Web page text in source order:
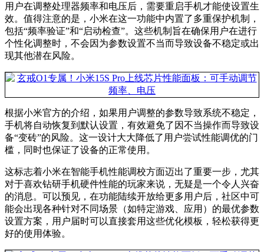
用户在调整处理器频率和电压后，需要重启手机才能使设置生
效。值得注意的是，小米在这一功能中内置了多重保护机制，
包括“频率验证”和“启动检查”。这些机制旨在确保用户在进行
个性化调整时，不会因为参数设置不当而导致设备不稳定或出
现其他潜在风险。
根据小米官方的介绍，如果用户调整的参数导致系统不稳定，
手机将自动恢复到默认设置，有效避免了因不当操作而导致设
备“变砖”的风险。这一设计大大降低了用户尝试性能调优的门
槛，同时也保证了设备的正常使用。
这标志着小米在智能手机性能调校方面迈出了重要一步，尤其
对于喜欢钻研手机硬件性能的玩家来说，无疑是一个令人兴奋
的消息。可以预见，在功能陆续开放给更多用户后，社区中可
能会出现各种针对不同场景（如特定游戏、应用）的最优参数
设置方案，用户届时可以直接套用这些优化模板，轻松获得更
好的使用体验。